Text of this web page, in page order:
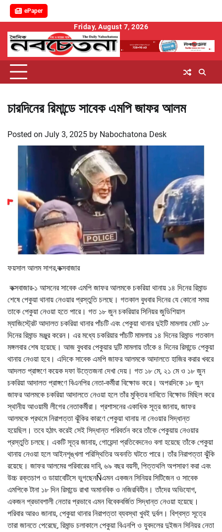
ePaper
content
Friday, August 7, 2026
চারদিনের রিমান্ডে সাবেক এমপি জাফর আলম
Posted on July 3, 2025 by Nabochatona Desk
ফয়সাল আলম সাগর,কক্সবাজার
কক্সবাজার-১ আসনের সাবেক এমপি জাফর আলমকে চকরিয়া থানায় ১৪ দিনের রিমান্ড
শেষে পেকুয়া থানায় নেওয়ার প্রস্তুতি চলছে। গতকাল বুধবার দিনের যে কোনো সময়
তাকে পেকুয়া নেওয়া হতে পারে। গত ১৮ জুন চকরিয়ার সিনিয়র জুডিশিয়াল
ম্যাজিস্ট্রেট আদালত চকরিয়া থানার পাঁচটি এবং পেকুয়া থানার দুইটি মামলায় মোট ১৮
দিনের রিমান্ড মঞ্জুর করেন। এর মধ্যে চকরিয়ার পাঁচটি মামলায় ১৪ দিনের রিমান্ড গতকাল
মঙ্গলবার শেষ হয়েছে। আজ বুধবার পেকুয়ার দুটি মামলায় তাঁকে ৪ দিনের রিমান্ডে পেকুয়া
থানায় নেওয়া হবে। এদিকে সাবেক এমপি জাফর আলমকে আদালতে হাজির করার খবরে
আদলত প্রাঙ্গণে কয়েক দফা উত্তেজনা দেখা দেয়। গত ১৮ মে, ২১ মে ও ১৮ জুন
চকরিয়া আদালত প্রাঙ্গণে বিএনপির নেতা-কর্মীরা বিক্ষোভ করে। অপরদিকে ১৮ জুন
জাফর আলমকে চকরিয়া আদালতে নেওয়া হলে তাঁর মুক্তির দাবিতে বিক্ষোভ মিছিল করে
স্থানীয় আওয়ামী লীগের নেতাকর্মীরা। প্রশাসনের একাধিক সূত্র জানায়, জাফর
আলমকে প্রথমে নিরাপত্তা ঝুঁকির কারণে পেকুয়া থানায় না নেওয়ার সিদ্ধান্ত
হয়েছিল। তবে হঠাৎ করেই সেই সিদ্ধান্ত পরিবর্তন করে তাঁকে পেকুয়ায় নেওয়ার
প্রস্তুতি চলছে। একটি সূত্র জানায়, গোয়েন্দা প্রতিবেদনেও বলা হয়েছে তাঁকে পেকুয়া
থানায় নেওয়া হলে আইনশৃঙ্খলা পরিস্থিতির অবনতি ঘটতে পারে। তাঁর নিরাপত্তা ঝুঁকি
রয়েছে। জাফর আলমের পরিবারের দাবি, ৬৯ বছর বয়সী, পিত্তথলি অপসারণ করা এবং
উচ্চ রক্তচাপ ও ডায়াবেটিসে ভুগছেনÑএমন একজন সিনিয়র সিটিজেন ও সাবেক
এমপিকে টানা ১৮ দিন রিমান্ডে রাখা অমানবিক ও নজিরবিহীন। তাঁদের অভিযোগ,
একজন প্রভাবশালী নেতার প্রভাবে এমন বিবেকবর্জিত সিদ্ধান্ত নেওয়া হয়েছে।
পরিবার আরও জানায়, পেকুয়া থানার নিরাপত্তা ব্যবস্থা খুবই দুর্বল। বিশ্বস্ত সূত্রে
তারা জানতে পেরেছে, রিমান্ড চলাকালে পেকুয়া বিএনপি ও যুবদলের দুইজন সিনিয়র নেতা